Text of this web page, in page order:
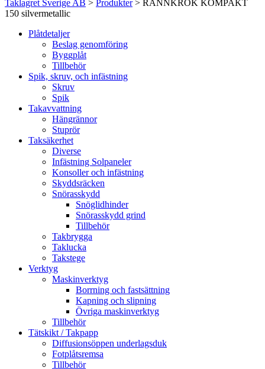
Taklagret Sverige AB > Produkter> RÄNNKROK KOMPAKT
150 silvermetallic
Plåtdetaljer
Beslag genomföring
Byggplåt
Tillbehör
Spik, skruv, och infästning
Skruv
Spik
Takavvattning
Hängrännor
Stuprör
Taksäkerhet
Diverse
Infästning Solpaneler
Konsoller och infästning
Skyddsräcken
Snörasskydd
Snöglidhinder
Snörasskydd grind
Tillbehör
Takbrygga
Taklucka
Takstege
Verktyg
Maskinverktyg
Borrning och fastsättning
Kapning och slipning
Övriga maskinverktyg
Tillbehör
Tätskikt / Takpapp
Diffusionsöppen underlagsduk
Fotplåtsremsa
Tillbehör